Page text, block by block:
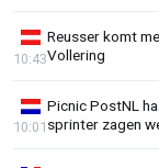
Reusser komt
Vollering
10:43
Picnic PostNL
sprinter zagen
10:01